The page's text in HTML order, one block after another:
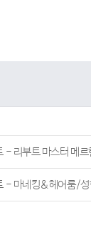
- 리부트 마스터 메
- 마네킹&헤어룸/성